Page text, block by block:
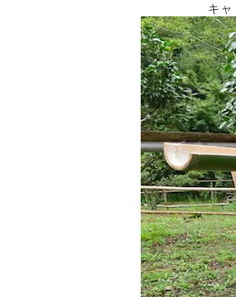
キ